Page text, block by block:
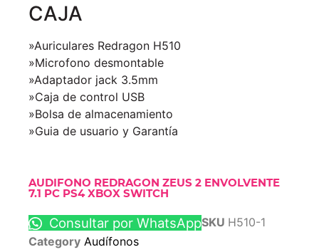
CAJA
»Auriculares Redragon H510
»Microfono desmontable
»Adaptador jack 3.5mm
»Caja de control USB
»Bolsa de almacenamiento
»Guia de usuario y Garantía
AUDIFONO REDRAGON ZEUS 2 ENVOLVENTE
7.1 PC PS4 XBOX SWITCH
Consultar por WhatsAppSKU H510-1
Category Audífonos